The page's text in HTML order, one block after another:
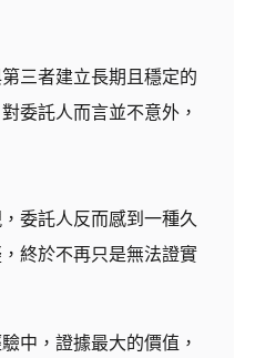
三者建立長期且穩定的
委託人而言並不意外，
委託人反而感到一種久
終於不再只是無法證實
中，證據最大的價值，